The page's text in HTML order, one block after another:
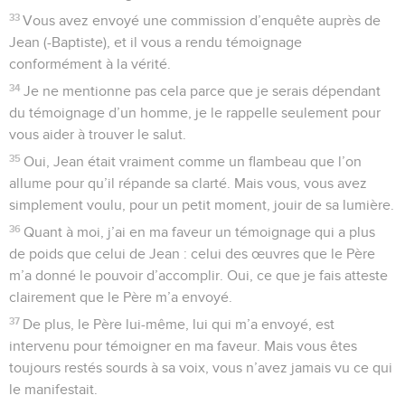
33 Vous avez envoyé une commission d’enquête auprès de
Jean (-Baptiste), et il vous a rendu témoignage
conformément à la vérité.
34 Je ne mentionne pas cela parce que je serais dépendant
du témoignage d’un homme, je le rappelle seulement pour
vous aider à trouver le salut.
35 Oui, Jean était vraiment comme un flambeau que l’on
allume pour qu’il répande sa clarté. Mais vous, vous avez
simplement voulu, pour un petit moment, jouir de sa lumière.
36 Quant à moi, j’ai en ma faveur un témoignage qui a plus
de poids que celui de Jean : celui des œuvres que le Père
m’a donné le pouvoir d’accomplir. Oui, ce que je fais atteste
clairement que le Père m’a envoyé.
37 De plus, le Père lui-même, lui qui m’a envoyé, est
intervenu pour témoigner en ma faveur. Mais vous êtes
toujours restés sourds à sa voix, vous n’avez jamais vu ce qui
le manifestait.